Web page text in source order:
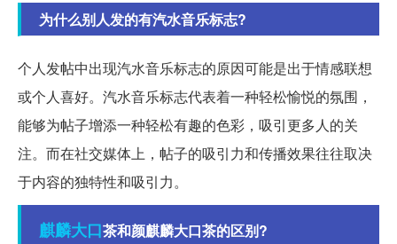
为什么别人发的有汽水音乐标志?
个人发帖中出现汽水音乐标志的原因可能是出于情感联想
或个人喜好。汽水音乐标志代表着一种轻松愉悦的氛围，
能够为帖子增添一种轻松有趣的色彩，吸引更多人的关
注。而在社交媒体上，帖子的吸引力和传播效果往往取决
于内容的独特性和吸引力。
麒麟大口茶和颜麒麟大口茶的区别?